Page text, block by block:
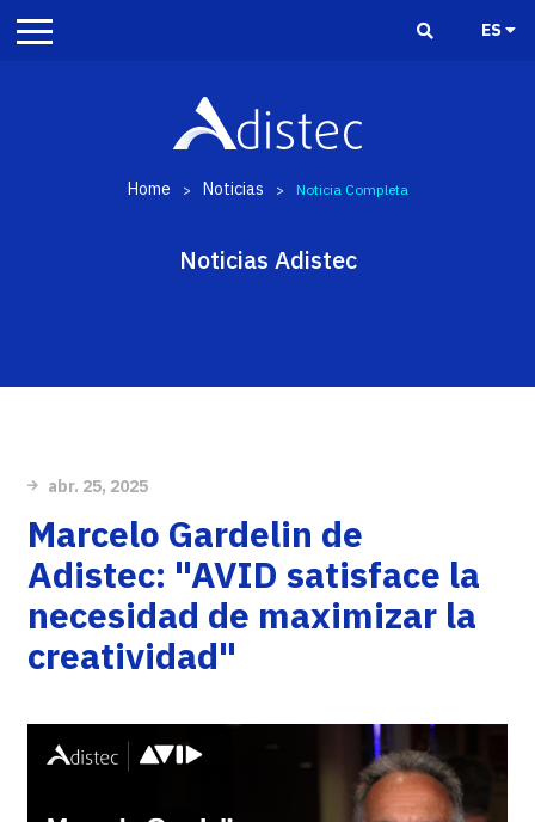
ES
Home > Noticias > Noticia Completa
Noticias Adistec
abr. 25, 2025
Marcelo Gardelin de
Adistec: "AVID satisface la
necesidad de maximizar la
creatividad"